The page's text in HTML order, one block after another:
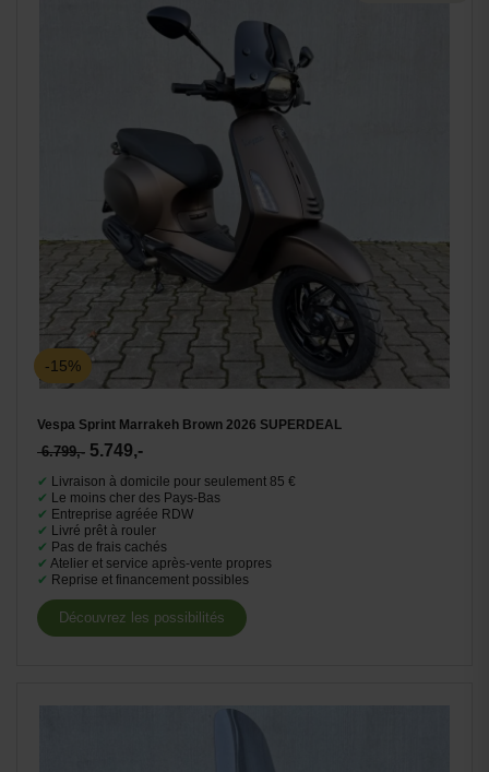
-15%
Vespa Sprint Marrakeh Brown 2026 SUPERDEAL
6.799,- 5.749,-
✔ Livraison à domicile pour seulement 85 €
✔ Le moins cher des Pays-Bas
✔ Entreprise agréée RDW
✔ Livré prêt à rouler
✔ Pas de frais cachés
✔ Atelier et service après-vente propres
✔ Reprise et financement possibles
Découvrez les possibilités